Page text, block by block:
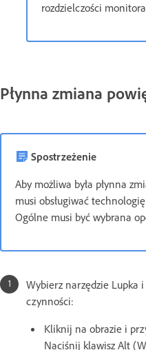
rozdzielczości
Płynna zmiana
Spostrzeżenie
Aby możliwa była płynna
musi obsługiwać
Ogólne musi być wybrana
Wybierz narzędzie Lupka
czynności:
Kliknij na obrazie i
Naciśnij klawisz Alt